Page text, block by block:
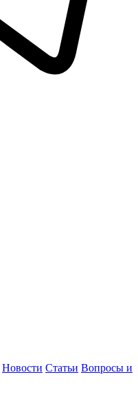
Новости Статьи Вопросы и